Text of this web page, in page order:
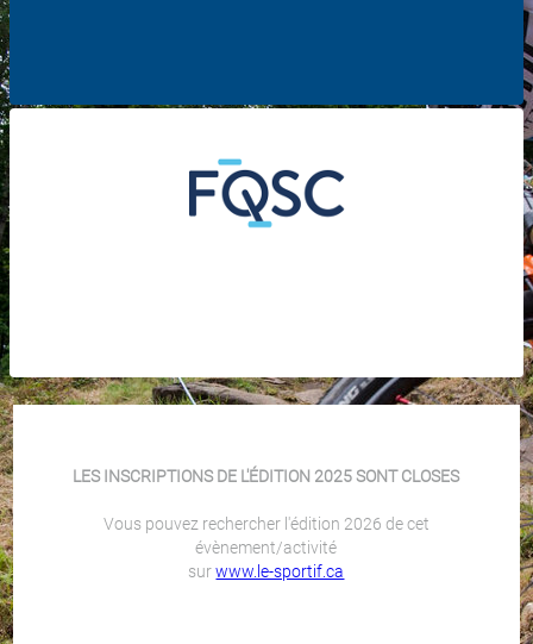
LES INSCRIPTIONS DE L'ÉDITION 2025 SONT CLOSES
Vous pouvez rechercher l'édition 2026 de cet
évènement/activité
surwww.le-sportif.ca